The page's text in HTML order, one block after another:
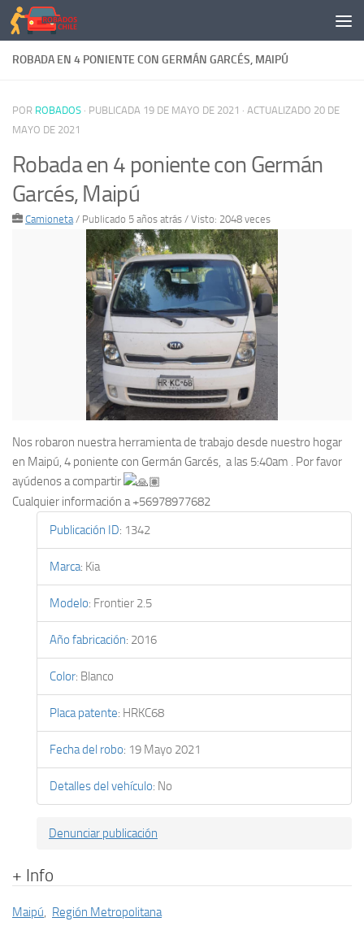
Saltar al contenido
ROBADA EN 4 PONIENTE CON GERMÁN GARCÉS, MAIPÚ
POR ROBADOS · PUBLICADA 19 DE MAYO DE 2021 · ACTUALIZADO 20 DE
MAYO DE 2021
Robada en 4 poniente con Germán
Garcés, Maipú
Camioneta/ Publicado 5 años atrás / Visto: 2048 veces
Nos robaron nuestra herramienta de trabajo desde nuestro hogar
en Maipú, 4 poniente con Germán Garcés, a las 5:40am . Por favor
ayúdenos a compartir
Cualquier información a +56978977682
Publicación ID: 1342
Marca: Kia
Modelo: Frontier 2.5
Año fabricación: 2016
Color: Blanco
Placa patente: HRKC68
Fecha del robo: 19 Mayo 2021
Detalles del vehículo: No
Denunciar publicación
+ Info
Maipú, Región Metropolitana